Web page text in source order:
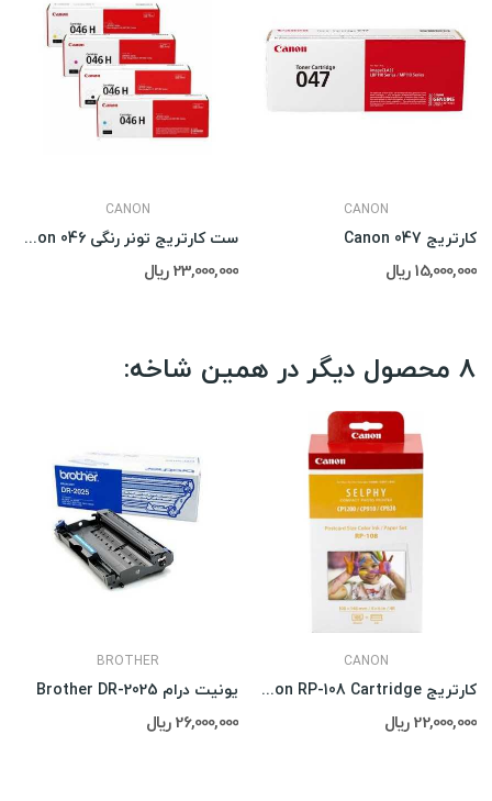
CANON
ست کارتریج تونر رنگی Canon 046
23,000,000 ریال
CANON
کارتریج Canon 047
15,000,000 ریال
8 محصول دیگر در همین شاخه:
BROTHER
یونیت درام Brother DR-2025
26,000,000 ریال
CANON
کارتریج Canon RP-108 Cartridge
22,000,000 ریال